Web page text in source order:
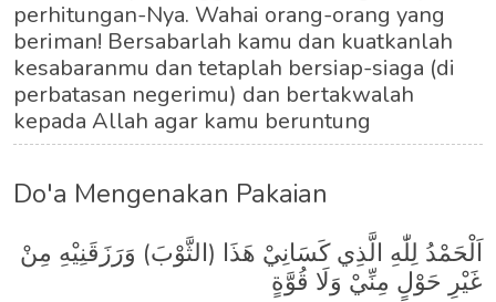
perhitungan-Nya. Wahai orang-orang yang
beriman! Bersabarlah kamu dan kuatkanlah
kesabaranmu dan tetaplah bersiap-siaga (di
perbatasan negerimu) dan bertakwalah
kepada Allah agar kamu beruntung
Do'a Mengenakan Pakaian
اَلْحَمْدُ لِلّٰهِ الَّذِي كَسَانِيْ هَذَا (الثَّوْبَ) وَرَزَقَنِيْهِ مِنْ
غَيْرِ حَوْلٍ مِنِّيْ وَلَا قُوَّةٍ